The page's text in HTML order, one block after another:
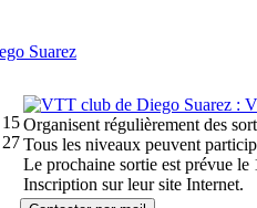
Suarez
Organisent régulièrement des
Tous les niveaux peuvent
Le prochaine sortie est prévue
Inscription sur leur site Internet.